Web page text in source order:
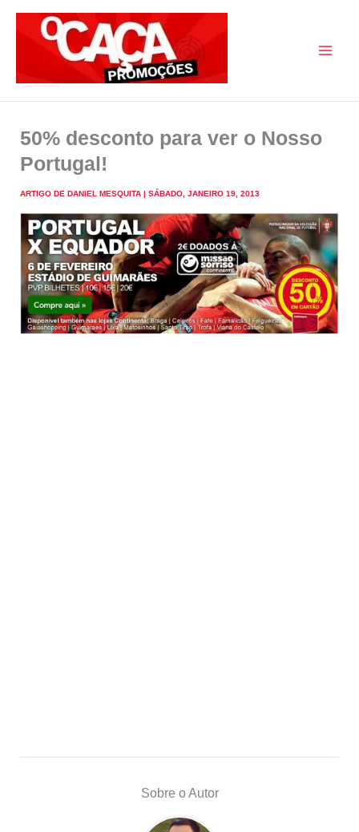
50% desconto para ver o Nosso
Portugal!
ARTIGO DE DANIEL MESQUITA | SÁBADO, JANEIRO 19, 2013
Sobre o Autor